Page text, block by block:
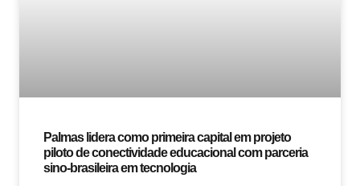
Palmas lidera como primeira capital em projeto
piloto de conectividade educacional com parceria
sino-brasileira em tecnologia